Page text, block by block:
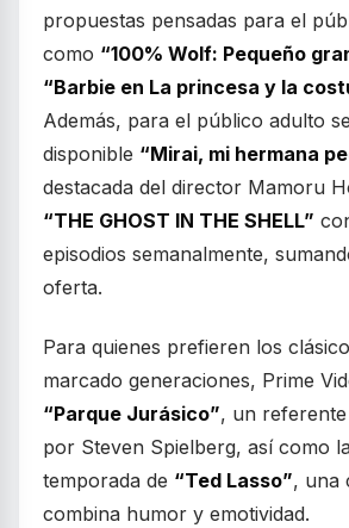
propuestas pensadas para el
como “100% Wolf: Pequeño
“Barbie en La princesa y la
Además, para el público adulto
disponible “Mirai, mi hermana
destacada del director Mamoru
“THE GHOST IN THE SHELL”
episodios semanalmente,
oferta.
Para quienes prefieren los
marcado generaciones, Prime
“Parque Jurásico”, un
por Steven Spielberg, así como
temporada de “Ted Lasso”, una
combina humor y emotividad.